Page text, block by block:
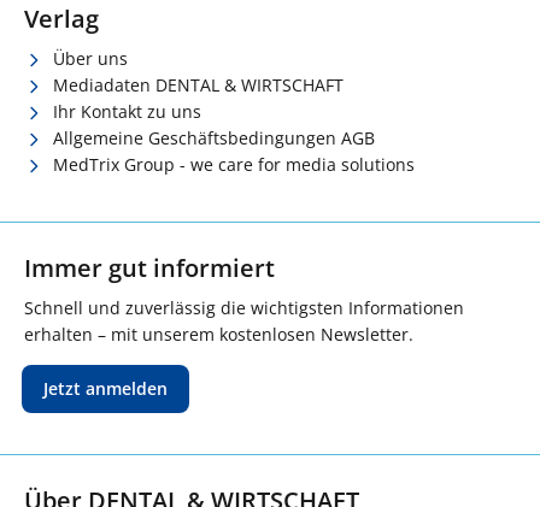
Verlag
Über uns
Mediadaten DENTAL & WIRTSCHAFT
Ihr Kontakt zu uns
Allgemeine Geschäftsbedingungen AGB
MedTrix Group - we care for media solutions
Immer gut informiert
Schnell und zuverlässig die wichtigsten Informationen
erhalten – mit unserem kostenlosen Newsletter.
Jetzt anmelden
Über DENTAL & WIRTSCHAFT